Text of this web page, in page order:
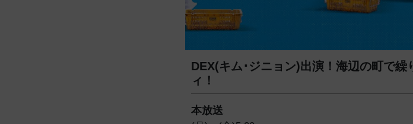
DEX(キム･ジニョン)出演！海辺の町で
ィ！
本放送